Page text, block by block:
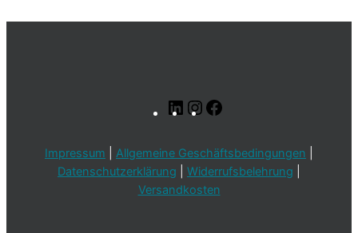
LinkedInInstagram
Impressum Allgemeine Geschäftsbedingungen
Datenschutzerklärung
Widerrufsbelehrung
Versandkosten